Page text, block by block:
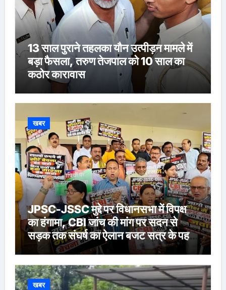
13 साल पुराने तहलका यौन उत्पीड़न मामले में
बड़ा फैसला, तरुण तेजपाल को 10 साल का
कठोर कारावास
खबर
JPSC-JSSC मुद्दे पर विधानसभा में विपक्ष
का हंगामा, CBI जांच की मांग पर सदन से
सड़क तक संघर्ष का ऐलान बजट सत्र के पहले
दिन BJP-आजसू और LJP विधायकों का
प्रदर्शन, श्रद्धांजलि के बाद सदन की कार्यवाही
शुक्रवार तक स्थगित
खबर